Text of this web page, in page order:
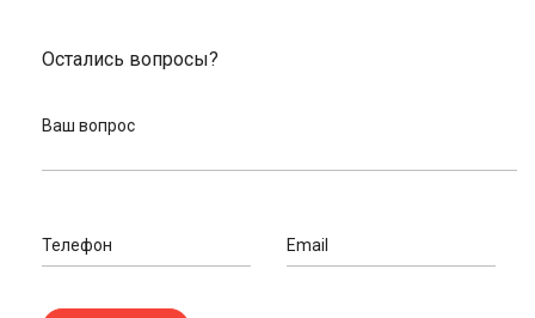
Остались вопросы?
Ваш вопрос
Телефон Email